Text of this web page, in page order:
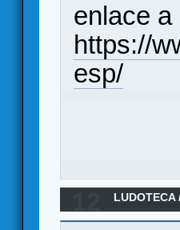
enlace a
https://
esp/
LUDOTECA